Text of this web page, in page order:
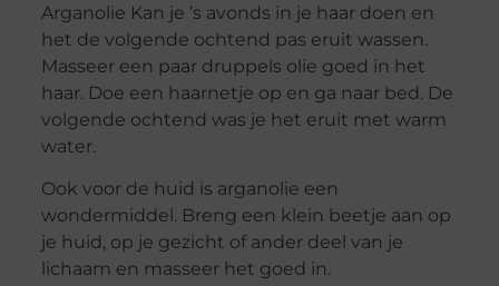
Arganolie Kan je ’s avonds in je haar doen en
het de volgende ochtend pas eruit wassen.
Masseer een paar druppels olie goed in het
haar. Doe een haarnetje op en ga naar bed. De
volgende ochtend was je het eruit met warm
water.
Ook voor de huid is arganolie een
wondermiddel. Breng een klein beetje aan op
je huid, op je gezicht of ander deel van je
lichaam en masseer het goed in.